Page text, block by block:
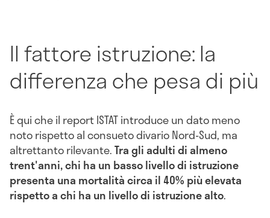
Il fattore istruzione: la
differenza che pesa di più
È qui che il report ISTAT introduce un dato meno
noto rispetto al consueto divario Nord-Sud, ma
altrettanto rilevante.Tra gli adulti di almeno
trent'anni, chi ha un basso livello di istruzione
presenta una mortalità circa il 40% più elevata
rispetto a chi ha un livello di istruzione alto.